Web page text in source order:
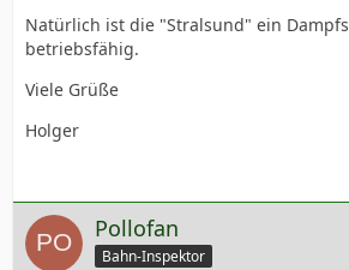
Natürlich ist die "Stralsund" ein
betriebsfähig.
Viele Grüße
Holger
Pollofan
Bahn-Inspektor